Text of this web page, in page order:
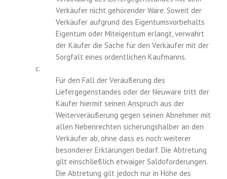
Verkäufer nicht gehörender Ware. Soweit der
Verkäufer aufgrund des Eigentumsvorbehalts
Eigentum oder Miteigentum erlangt, verwahrt
der Käufer die Sache für den Verkäufer mit der
Sorgfalt eines ordentlichen Kaufmanns.
c.
Für den Fall der Veräußerung des
Liefergegenstandes oder der Neuware tritt der
Käufer hiermit seinen Anspruch aus der
Weiterveräußerung gegen seinen Abnehmer mit
allen Nebenrechten sicherungshalber an den
Verkäufer ab, ohne dass es noch weiterer
besonderer Erklärungen bedarf. Die Abtretung
gilt einschließlich etwaiger Saldoforderungen.
Die Abtretung gilt jedoch nur in Höhe des